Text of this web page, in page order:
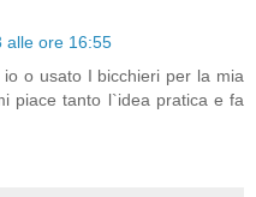
alle ore 16:55
o usato I bicchieri per la mia
piace tanto l`idea pratica e fa